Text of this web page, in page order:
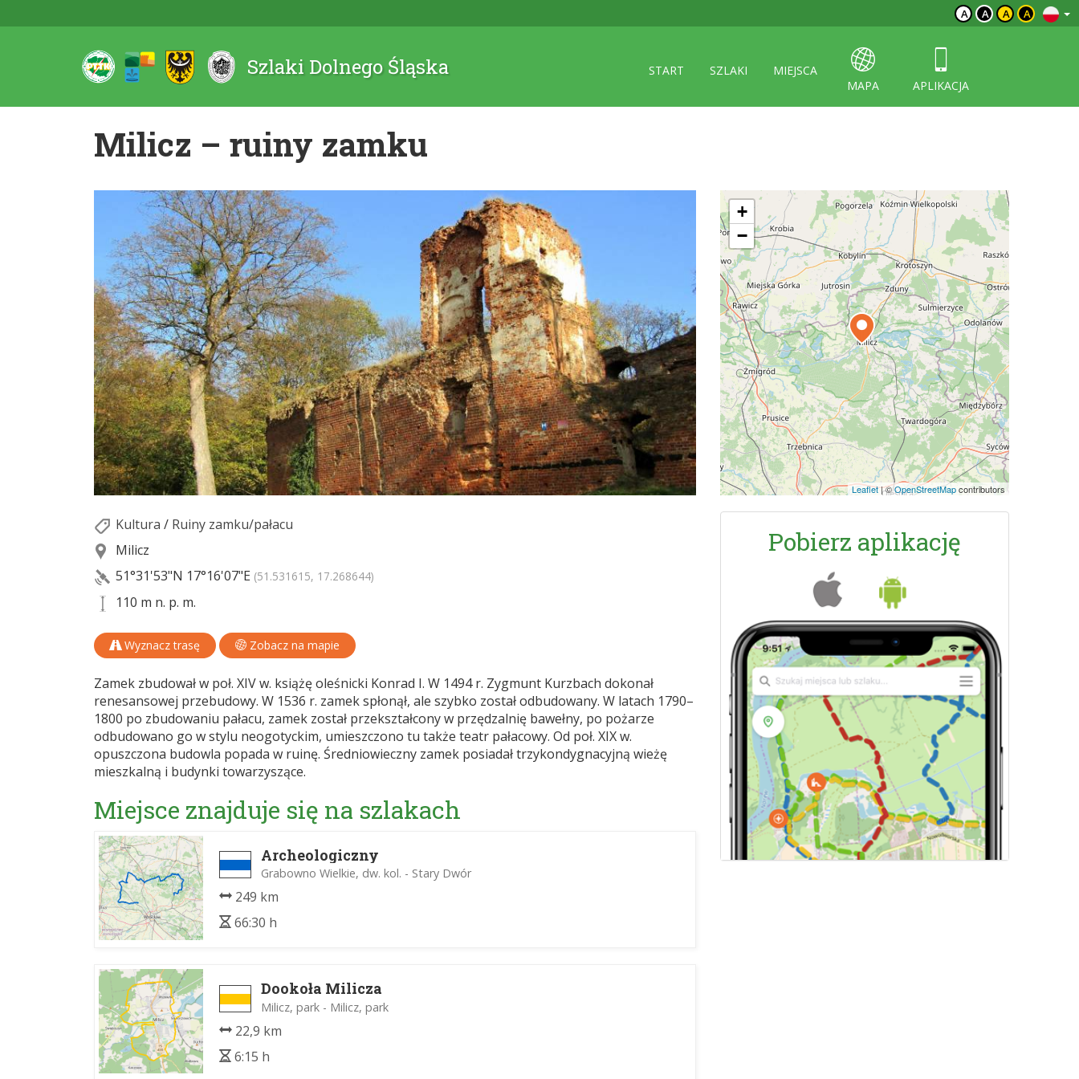
A A A A
Szlaki Dolnego Śląska START SZLAKI
MIEJSCA
MAPA
APLIKACJA
Milicz – ruiny zamku
Kultura / Ruiny zamku/pałacu
Milicz
51°31'53"N 17°16'07"E (51.531615, 17.268644)
110 m n. p. m.
Wyznacz trasę Zobacz na mapie
Zamek zbudował w poł. XIV w. książę oleśnicki Konrad I. W 1494 r. Zygmunt Kurzbach dokonał
renesansowej przebudowy. W 1536 r. zamek spłonął, ale szybko został odbudowany. W latach 1790–
1800 po zbudowaniu pałacu, zamek został przekształcony w przędzalnię bawełny, po pożarze
odbudowano go w stylu neogotyckim, umieszczono tu także teatr pałacowy. Od poł. XIX w.
opuszczona budowla popada w ruinę. Średniowieczny zamek posiadał trzykondygnacyjną wieżę
mieszkalną i budynki towarzyszące.
Miejsce znajduje się na szlakach
Archeologiczny
Grabowno Wielkie, dw. kol. - Stary Dwór
249 km
66:30 h
Dookoła Milicza
Milicz, park - Milicz, park
22,9 km
6:15 h
+
−
Leaflet|©OpenStreetMapcontributors
Pobierz aplikację